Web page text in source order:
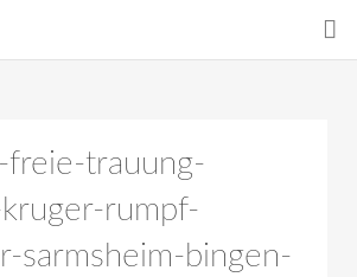
freie-trauung-
rumpf-
sarmsheim-bingen-